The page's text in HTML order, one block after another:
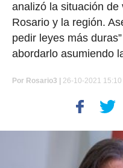
analizó la situación de
Rosario y la región.
pedir leyes más
abordarlo asumiendo
Por Rosario3 | 26-10-2021 15:10